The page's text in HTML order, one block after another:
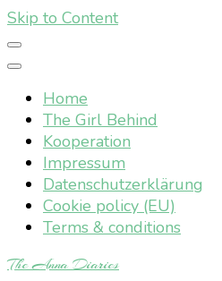
Skip to Content
Home
The Girl Behind
Kooperation
Impressum
Datenschutzerklärung
Cookie policy (EU)
Terms & conditions
The Anna Diaries